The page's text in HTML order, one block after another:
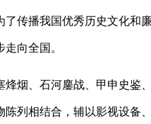
了传播我国优秀历史文化和
向全国。
烽烟、石河鏖战、甲申史鉴
列相结合，辅以影视设备